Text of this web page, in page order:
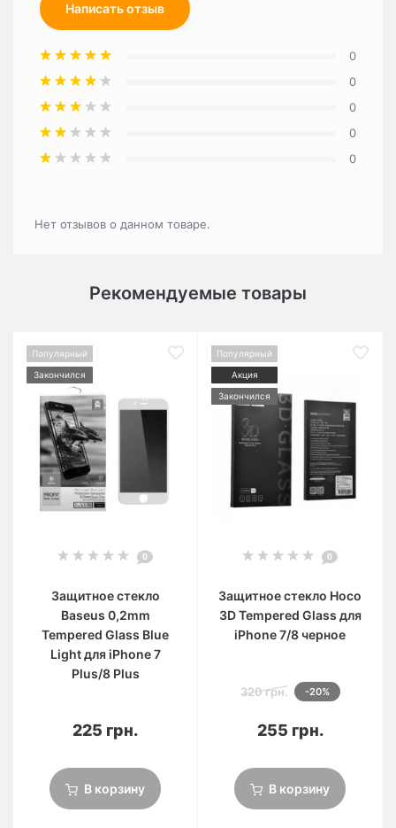
Написать отзыв
0
0
0
0
0
Нет отзывов о данном товаре.
Рекомендуемые товары
Популярный
Закончился
0
Защитное стекло
Baseus 0,2mm
Tempered Glass Blue
Light для iPhone 7
Plus/8 Plus
225 грн.
В корзину
Популярный
Акция
Закончился
0
Защитное стекло Hoco
3D Tempered Glass для
iPhone 7/8 черное
320 грн. -20%
255 грн.
В корзину